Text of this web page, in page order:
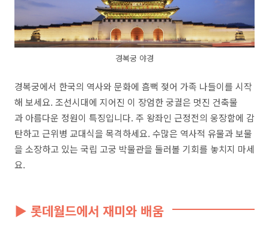
경복궁 야경
경복궁에서 한국의 역사와 문화에 흠뻑 젖어 가족 나들이를 시작
해 보세요. 조선시대에 지어진 이 장엄한 궁궐은 멋진 건축물
과 아름다운 정원이 특징입니다. 주 왕좌인 근정전의 웅장함에 감
탄하고 근위병 교대식을 목격하세요. 수많은 역사적 유물과 보물
을 소장하고 있는 국립 고궁 박물관을 둘러볼 기회를 놓치지 마세
요.
▶ 롯데월드에서 재미와 배움